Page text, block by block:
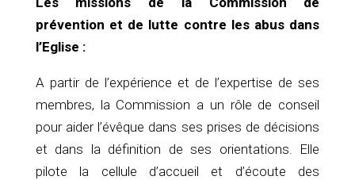
prévention et de lutte contre les abus dans
l’Eglise :
A partir de l’expérience et de l’expertise de ses
membres, la Commission a un rôle de conseil
pour aider l’évêque dans ses prises de décisions
et dans la définition de ses orientations. Elle
pilote la cellule d’accueil et d’écoute des